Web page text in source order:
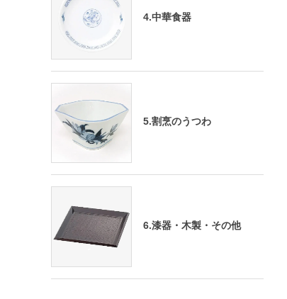
4.中華食器
5.割烹のうつわ
6.漆器・木製・その他